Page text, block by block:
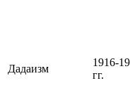
Дадаизм
1916-
гг.